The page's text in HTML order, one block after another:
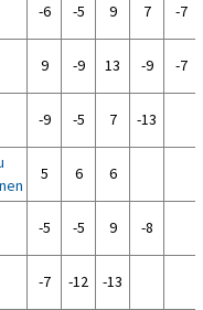
-6 -5 9 7 -7
9 -9 13 -9 -7
-9 -5 7 -13
5 6 6
-5 -5 9 -8
-7 -12 -13